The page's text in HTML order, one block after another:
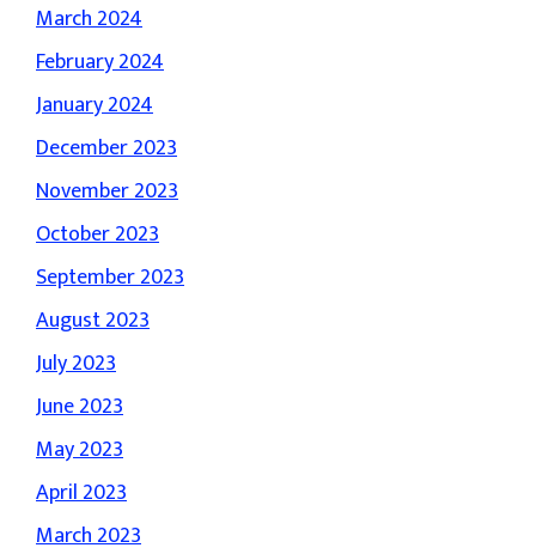
March 2024
February 2024
January 2024
December 2023
November 2023
October 2023
September 2023
August 2023
July 2023
June 2023
May 2023
April 2023
March 2023